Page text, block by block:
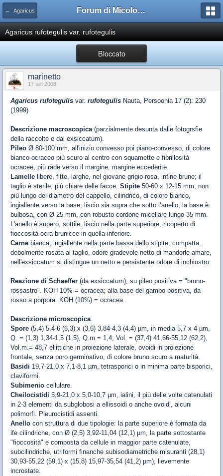
← Agaricus Forum di Micologia AMB Gruppo di Muggia e del Carso
Agaricus rufotegulis var. rufotegulis
Bloccato
marinetto
17 set 2008
Agaricus rufotegulis var. rufotegulis Nauta, Persoonia 17 (2): 230
(1999)
Descrizione macroscopica (parzialmente desunta dalle fotogrsfie
della raccolte e dal exsiccatum).
Pileo Ø 80-100 mm, all'inizio convesso poi piano-convesso, di colore
bianco-ocraceo più scuro al centro con squamette e fibrillosità
ocracee, più rade verso il margine, margine eccedente.
Lamelle libere, fitte, larghe, nel giovane grigio-rosa, infine brune; il
taglio è sterile, più chiare delle facce. Stipite 50-60 x 12-15 mm, non
più lungo del diametro del cappello, cilindrico, di colore bianco,
ingiallente verso la base, liscio sia sopra che sotto l’anello; la base è
bulbosa, con Ø 25 mm, con robusto cordone miceliare lungo 35 mm.
L'anello è supero, sottile, liscio nella parte superiore, ricoperto di
fioccosità ocra brunicce in quella inferiore.
Carne bianca, ingiallente nella parte bassa dello stipite, compatta,
debolmente rosata al taglio, odore gradevole netto di mandorle amare,
nell'exsiccatum si distingue un netto e persistente odore di inchiostro.
Reazione di Schaeffer (da exsiccatum), su pileo positiva = "bruno-
rossastro". KOH 10% = ocracea; alla base del gambo positiva, da
rosso a porpora. KOH (10%) = ocracea.
Descrizione microscopica.
Spore (5,4) 5,4-6 (6,3) x (3,6) 3,84-4,3 (4,4) µm, in media 5,7 x 4 µm,
Q. = (1,3) 1,34-1,5 (1,5), Q.m.= 1,4, Vol. = (37,4) 41,66-55,12 (62,2),
Vol.m.= 48,7 ellittiche in proiezione laterale, ovoidi in proiezione
frontale, senza poro germinativo, di colore bruno scuro a maturità.
Basidi 19,7-21,0 x 7,1-8,1 µm, tetrasporici o in minima parte bisporici,
claviformi.
Subimenio cellulare.
Cheilocistidi 5,9-21,0 x 5,0-10,7 µm, ialini, il più delle volte catenulati
in 2-3 elementi da subglobosi a ellissoidi o anche ovoidi, alcuni
polimorfi. Pleurocistidi assenti.
Anello con struttura di due tipologie: la parte superiore è formata da
ife cilindriche, con Ø (2,5) 3,92-11,04 (12,1) µm, la parte sottostante
"fioccosità" e composta da cellule in maggior parte catenulate,
subcilindriche, utriformi finanche subisodiametriche misuranti (28,1)
30,93-55,22 (59,1) x (15,8) 15,97-35,54 (41,2) µm), lievemente
incrostate.